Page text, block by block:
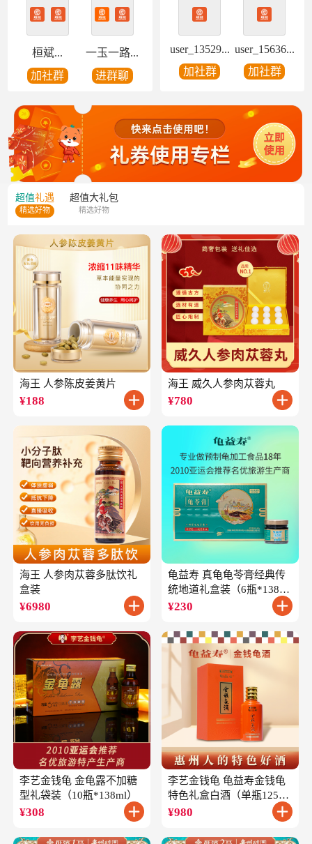
桓斌...
加社群
一玉一路...
进群聊
user_13529...
加社群
user_15636...
加社群
超值礼遇
精选好物
超值大礼包
精选好物
海王 人参陈皮姜黄片
¥188
海王 威久人参肉苁蓉丸
¥780
海王 人参肉苁蓉多肽饮礼
盒装
¥6980
龟益寿 真龟龟苓膏经典传
统地道礼盒装（6瓶*138
克）
¥230
李艺金钱龟 金龟露不加糖
型礼袋装（10瓶*138ml）
¥308
李艺金钱龟 龟益寿金钱龟
特色礼盒白酒（单瓶125ml
礼盒装）
¥980